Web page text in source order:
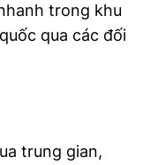
trong khu
qua các đối
trung gian,